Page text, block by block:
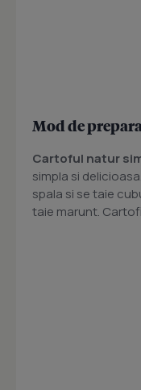
Mod de
Cartoful natur
simpla si
spala si se taie
taie marunt.